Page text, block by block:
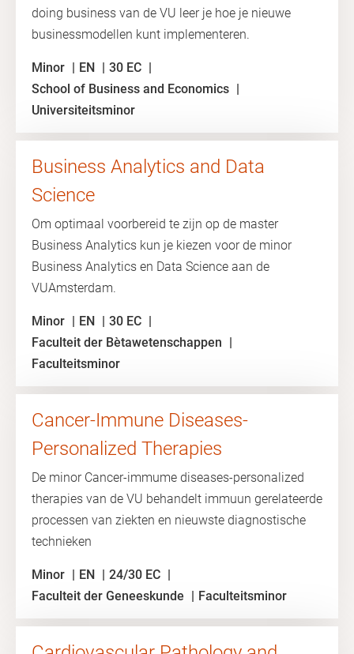
doing business van de VU leer je hoe je nieuwe
businessmodellen kunt implementeren.
Minor EN
30 EC
School of Business and Economics
Universiteitsminor
Business Analytics and Data
Science
Om optimaal voorbereid te zijn op de master
Business Analytics kun je kiezen voor de minor
Business Analytics en Data Science aan de
VUAmsterdam.
Minor EN
30 EC
Faculteit der Bètawetenschappen
Faculteitsminor
Cancer-Immune Diseases-
Personalized Therapies
De minor Cancer-immume diseases-personalized
therapies van de VU behandelt immuun gerelateerde
processen van ziekten en nieuwste diagnostische
technieken
Minor EN
24/30 EC
Faculteit der Geneeskunde
Faculteitsminor